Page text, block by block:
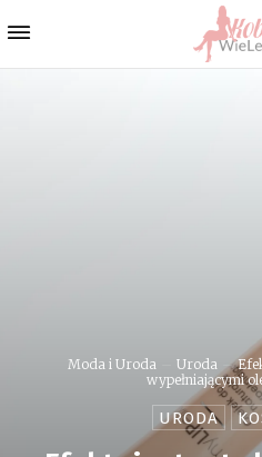
Moda i Uroda Uroda
wypełniającymi
URODA